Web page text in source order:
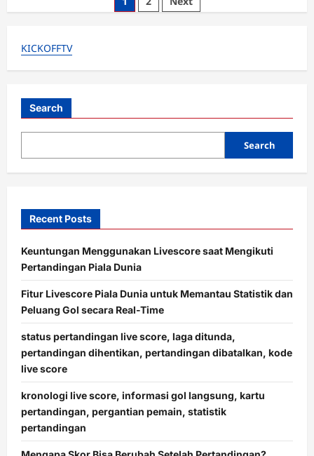
Beruntung
Villa
KICKOFFTV
Search
Search
Recent Posts
Keuntungan Menggunakan Livescore saat Mengikuti
Pertandingan Piala Dunia
Fitur Livescore Piala Dunia untuk Memantau Statistik dan
Peluang Gol secara Real-Time
status pertandingan live score, laga ditunda,
pertandingan dihentikan, pertandingan dibatalkan, kode
live score
kronologi live score, informasi gol langsung, kartu
pertandingan, pergantian pemain, statistik
pertandingan